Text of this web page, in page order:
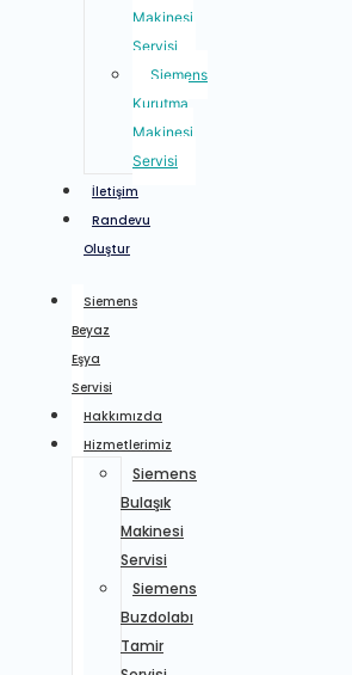
Makinesi
Servisi
Siemens
Kurutma
Makinesi
Servisi
İletişim
Randevu
Oluştur
Siemens
Beyaz
Eşya
Servisi
Hakkımızda
Hizmetlerimiz
Siemens
Bulaşık
Makinesi
Servisi
Siemens
Buzdolabı
Tamir